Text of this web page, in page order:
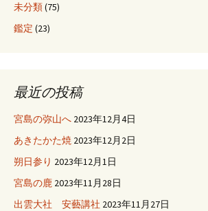
未分類(75)
鑑定 (23)
最近の投稿
宮島の弥山へ 2023年12月4日
あきたかた焼 2023年12月2日
朔日参り 2023年12月1日
宮島の鹿 2023年11月28日
出雲大社 安藝講社 2023年11月27日